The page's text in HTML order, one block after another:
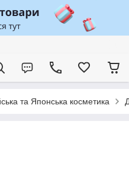
та Японська косметика